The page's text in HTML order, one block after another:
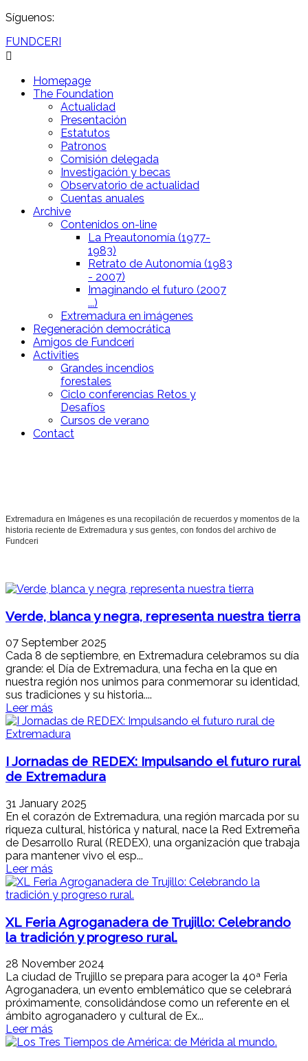
Síguenos:
FUNDCERI
Homepage
The Foundation
Actualidad
Presentación
Estatutos
Patronos
Comisión delegada
Investigación y becas
Observatorio de actualidad
Cuentas anuales
Archive
Contenidos on-line
La Preautonomía (1977-
1983)
Retrato de Autonomía (1983
- 2007)
Imaginando el futuro (2007
...)
Extremadura en imágenes
Regeneración democrática
Amigos de Fundceri
Activities
Grandes incendios
forestales
Ciclo conferencias Retos y
Desafíos
Cursos de verano
Contact
Extremadura en Imágenes es una recopilación de recuerdos y momentos de la
historia reciente de Extremadura y sus gentes, con fondos del archivo de
Fundceri
Verde, blanca y negra, representa nuestra tierra
07 September 2025
Cada 8 de septiembre, en Extremadura celebramos su día
grande: el Día de Extremadura, una fecha en la que en
nuestra región nos unimos para conmemorar su identidad,
sus tradiciones y su historia....
Leer más
I Jornadas de REDEX: Impulsando el futuro rural
de Extremadura
31 January 2025
En el corazón de Extremadura, una región marcada por su
riqueza cultural, histórica y natural, nace la Red Extremeña
de Desarrollo Rural (REDEX), una organización que trabaja
para mantener vivo el esp...
Leer más
XL Feria Agroganadera de Trujillo: Celebrando
la tradición y progreso rural.
28 November 2024
La ciudad de Trujillo se prepara para acoger la 40ª Feria
Agroganadera, un evento emblemático que se celebrará
próximamente, consolidándose como un referente en el
ámbito agroganadero y cultural de Ex...
Leer más